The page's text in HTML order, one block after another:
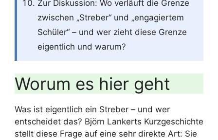
Zur Diskussion: Wo verläuft die Grenze
zwischen „Streber“ und „engagiertem
Schüler“ – und wer zieht diese Grenze
eigentlich und warum?
Worum es hier geht
Was ist eigentlich ein Streber – und wer
entscheidet das? Björn Lankerts Kurzgeschichte
stellt diese Frage auf eine sehr direkte Art: Sie